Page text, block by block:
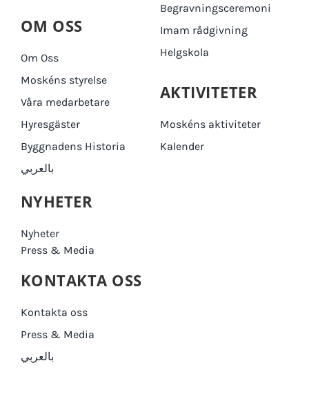
OM OSS
Om Oss
Moskéns styrelse
Våra medarbetare
Hyresgäster
Byggnadens Historia
بالعربي
Begravningsceremoni
Imam rådgivning
Helgskola
AKTIVITETER
Moskéns aktiviteter
Kalender
NYHETER
Nyheter
Press & Media
KONTAKTA OSS
Kontakta oss
Press & Media
بالعربي